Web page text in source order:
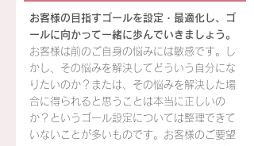
お客様の目指すゴールを設定・最適化し、ゴ
ールに向かって一緒に歩んでいきましょう。
お客様は前のご自身の悩みには敏感です。し
かし、その悩みを解決してどういう自分にな
りたいのか？または、その悩みを解決した場
合に得られると思うことは本当に正しいの
か？というゴール設定については整理できて
いないことが多いものです。お客様のご要望